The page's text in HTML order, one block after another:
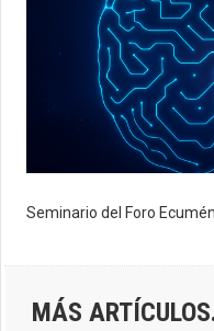
Seminario del Foro
MÁS